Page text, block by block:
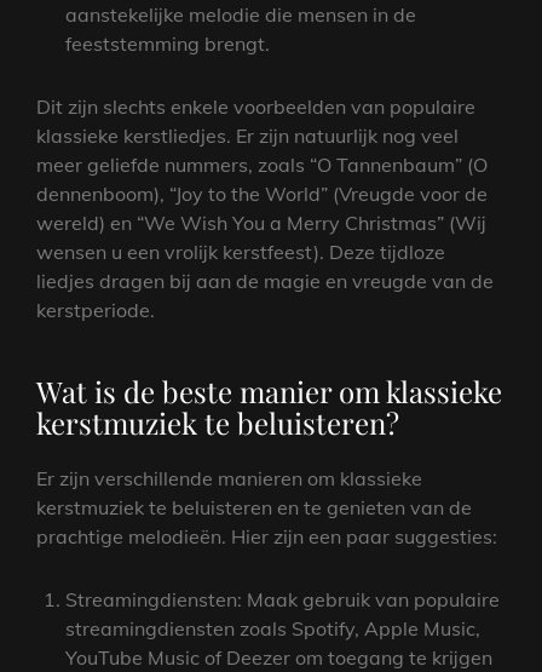
aanstekelijke melodie die mensen in de
feeststemming brengt.
Dit zijn slechts enkele voorbeelden van populaire
klassieke kerstliedjes. Er zijn natuurlijk nog veel
meer geliefde nummers, zoals “O Tannenbaum” (O
dennenboom), “Joy to the World” (Vreugde voor de
wereld) en “We Wish You a Merry Christmas” (Wij
wensen u een vrolijk kerstfeest). Deze tijdloze
liedjes dragen bij aan de magie en vreugde van de
kerstperiode.
Wat is de beste manier om klassieke
kerstmuziek te beluisteren?
Er zijn verschillende manieren om klassieke
kerstmuziek te beluisteren en te genieten van de
prachtige melodieën. Hier zijn een paar suggesties:
Streamingdiensten: Maak gebruik van populaire
streamingdiensten zoals Spotify, Apple Music,
YouTube Music of Deezer om toegang te krijgen